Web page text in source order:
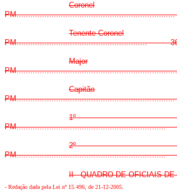
Coronel
Tenente-Coronel
PM........................................................
Major
Capitão
1º
2º
II - QUADRO DE OFICIAIS
- Redação dada pela Lei nº 15.496, de 21-12-2005.